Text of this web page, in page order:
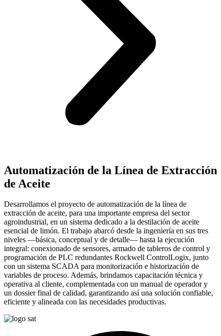
Automatización de la Línea de Extracción
de Aceite
Desarrollamos el proyecto de automatización de la línea de
extracción de aceite, para una importante empresa del sector
agroindustrial, en un sistema dedicado a la destilación de aceite
esencial de limón. El trabajo abarcó desde la ingeniería en sus tres
niveles —básica, conceptual y de detalle— hasta la ejecución
integral: conexionado de sensores, armado de tableros de control y
programación de PLC redundantes Rockwell ControlLogix, junto
con un sistema SCADA para monitorización e historización de
variables de proceso. Además, brindamos capacitación técnica y
operativa al cliente, complementada con un manual de operador y
un dossier final de calidad, garantizando así una solución confiable,
eficiente y alineada con las necesidades productivas.